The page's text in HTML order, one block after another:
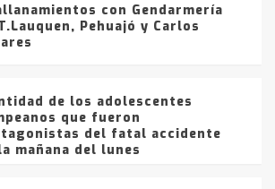
con Gendarmería
Pehuajó y Carlos
de los adolescentes
que fueron
del fatal accidente
mañana del lunes